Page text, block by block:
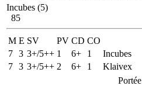
Incubes (5)
85
M E SV PV CD CO
7 3 3+/5++ 1 6+ 1
Incubes
7 3 3+/5++ 2 6+ 1
Klaivex
Portée